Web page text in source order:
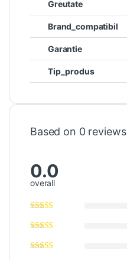
Greutate
Brand_compatibil
Garantie
Tip_produs
Based on 0 reviews
0.0
overall